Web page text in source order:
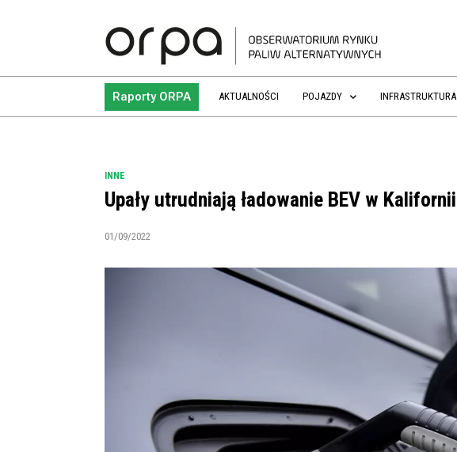
Raporty ORPA AKTUALNOŚCI POJAZDY INFRASTRUKTURA
INNE
Upały utrudniają ładowanie BEV w Kalifornii
01/09/2022